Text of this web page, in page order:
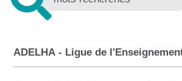
ADELHA - Ligue de